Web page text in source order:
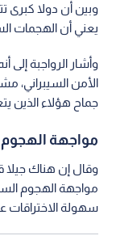
وبين أن دولا كبرى
يعني أن الهجمات
وأشار الرواجبة
الأمن السيبراني،
جماح هؤلاء الذين
مواجهة الهجوم
وقال إن هناك جيلا
مواجهة الهجوم
سهولة الاختراقات